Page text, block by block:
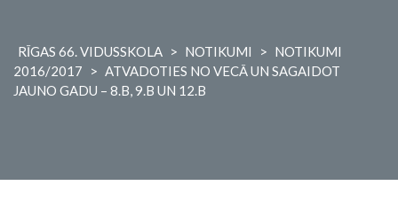
RĪGAS 66. VIDUSSKOLA > NOTIKUMI > NOTIKUMI
2016/2017
> ATVADOTIES NO VECĀ UN SAGAIDOT
JAUNO GADU – 8.B, 9.B UN 12.B